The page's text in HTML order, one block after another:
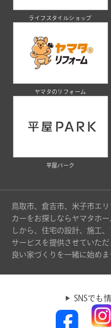
ライフスタイルショップ
ヤマタのリフォーム
平屋パーク
鳥取市、倉吉市、米子市エ
カーをお探しならヤマタホ
しから、住宅の設計、施工
サービスを提供させていた
良い家づくりを一緒に始めま
SNSでも